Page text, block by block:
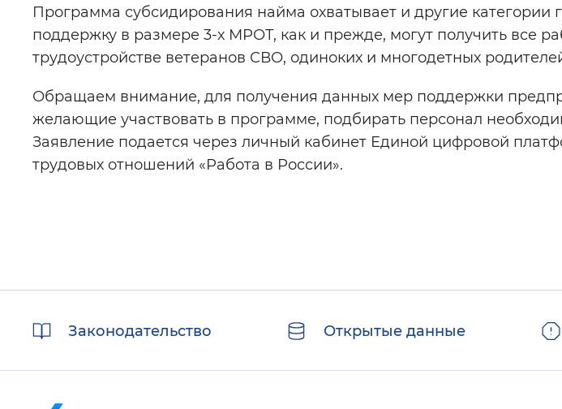
Программа субсидирования найма охватывает и другие
поддержку в размере 3-х МРОТ, как и прежде, могут получить все
трудоустройстве ветеранов СВО, одиноких и многодетных
Обращаем внимание, для получения данных мер поддержки
желающие участвовать в программе, подбирать персонал
Заявление подается через личный кабинет Единой цифровой
трудовых отношений «Работа в России».
ссылкиЗаконодательство Открытые данные